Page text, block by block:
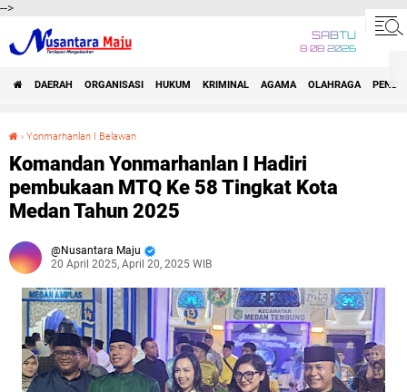
-->
SABTU
8 08 2026
DAERAH ORGANISASI HUKUM KRIMINAL AGAMA OLAHRAGA
› Yonmarhanlan I Belawan
Komandan Yonmarhanlan I Hadiri
pembukaan MTQ Ke 58 Tingkat Kota
Medan Tahun 2025
Nusantara Maju
20 April 2025, April 20, 2025 WIB